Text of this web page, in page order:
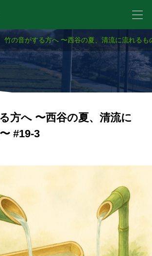
竹の音がする方へ 〜西谷の夏、清流に流れるも
方へ 〜西谷の夏、清流に
#19-3